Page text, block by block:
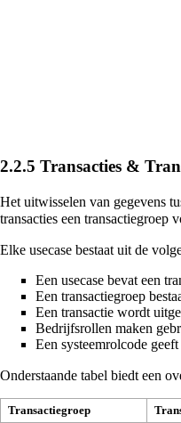
2.2.5 Transacties &
Het uitwisselen van gegevens
transacties een transactiegroep
Elke usecase bestaat uit de
Een usecase bevat een
Een transactiegroep
Een transactie wordt
Bedrijfsrollen maken
Een systeemrolcode
Onderstaande tabel biedt een
Transactiegroep